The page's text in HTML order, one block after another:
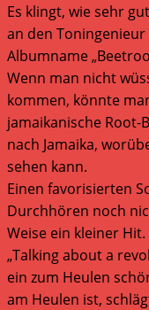
Es klingt, wie sehr
an den
Albumname
Wenn man nicht
kommen, könnte
jamaikanische Root-
nach Jamaika,
sehen kann.
Einen favorisierten
Durchhören noch
Weise ein kleiner
„Talking about a
ein zum Heulen
am Heulen ist,